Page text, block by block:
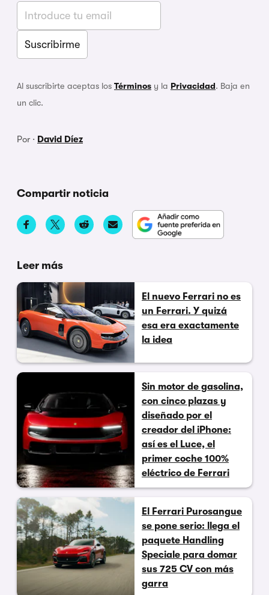
Al suscribirte aceptas los Términos y la Privacidad. Baja en
un clic.
Por · David Díez
Compartir noticia
Leer más
El nuevo Ferrari no es
un Ferrari. Y quizá
esa era exactamente
la idea
Sin motor de gasolina,
con cinco plazas y
diseñado por el
creador del iPhone:
así es el Luce, el
primer coche 100%
eléctrico de Ferrari
El Ferrari Purosangue
se pone serio: llega el
paquete Handling
Speciale para domar
sus 725 CV con más
garra